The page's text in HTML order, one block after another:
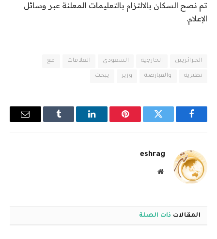
تم نصح السكان بالالتزام بالتعليمات المعلنة عبر وسائل
الإعلام.
الجزائريين الخارجية السعودي العلاقات مع
نظيريه والقبارصة وزير يبحث
فيسبوك تويتر بينتيريستلينكدإن Tumblr
البريد
eshrag
موقع
المقالات ذات الصلة